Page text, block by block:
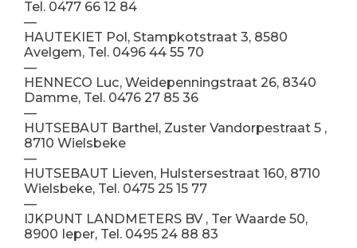
Tel. 0477 66 12 84
—
HAUTEKIET Pol, Stampkotstraat 3, 8580
Avelgem, Tel. 0496 44 55 70
—
HENNECO Luc, Weidepenningstraat 26, 8340
Damme, Tel. 0476 27 85 36
—
HUTSEBAUT Barthel, Zuster Vandorpestraat 5 ,
8710 Wielsbeke
—
HUTSEBAUT Lieven, Hulstersestraat 160, 8710
Wielsbeke, Tel. 0475 25 15 77
—
IJKPUNT LANDMETERS BV , Ter Waarde 50,
8900 Ieper, Tel. 0495 24 88 83